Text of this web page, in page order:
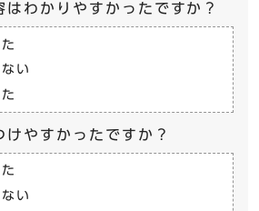
はわかりやすかったですか？
い
けやすかったですか？
い